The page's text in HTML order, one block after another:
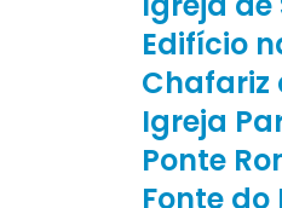
Edifício
Chafariz
Igreja
Ponte
Fonte do